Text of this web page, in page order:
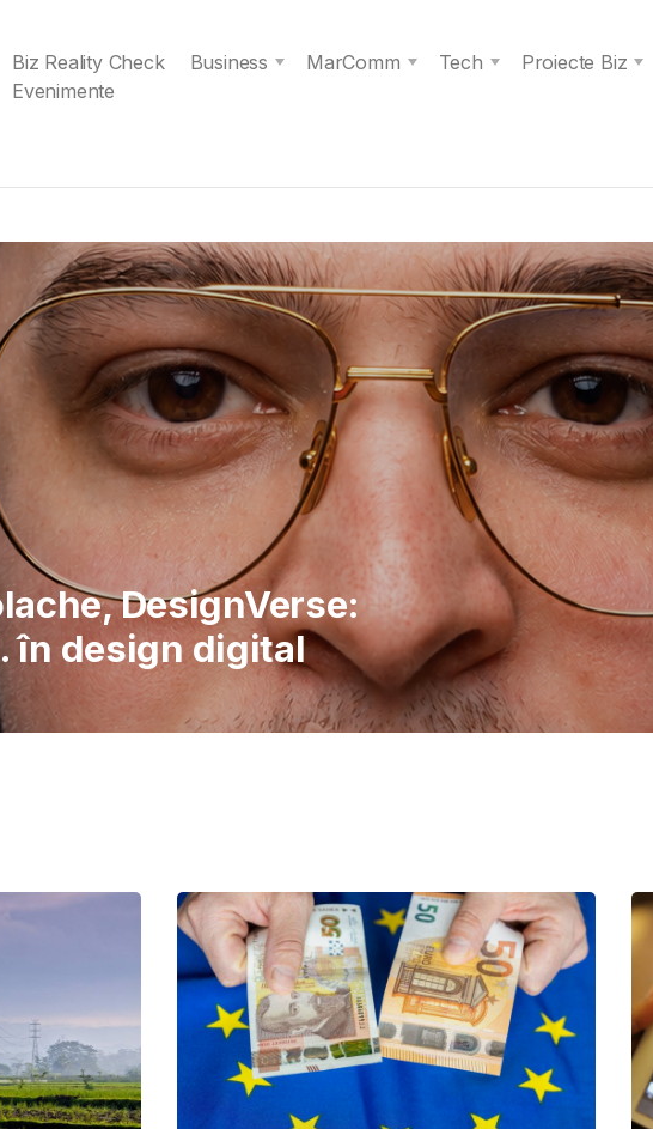
Biz Reality Check Business MarComm Tech
Proiecte Biz
Evenimente
a adus spiritul unei
italiene în
publicul să
simple ale vieții